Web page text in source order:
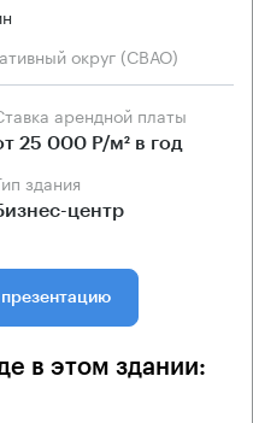
округ (СВАО)
Ставка арендной платы
25 000 Р/м² в год
Тип здания
центр
презентацию
в этом здании: